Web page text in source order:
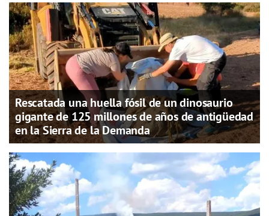
Rescatada una huella fósil de un dinosaurio
gigante de 125 millones de años de antigüedad
en la Sierra de la Demanda